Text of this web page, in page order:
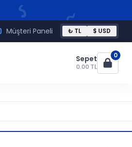
Müşteri Paneli ₺ TL $ USD
Sepet
0.00 TL
0